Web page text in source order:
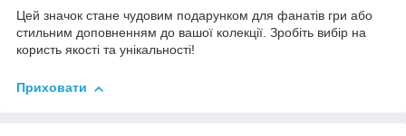
Цей значок стане чудовим подарунком для фанатів гри або
стильним доповненням до вашої колекції. Зробіть вибір на
користь якості та унікальності!
Приховати